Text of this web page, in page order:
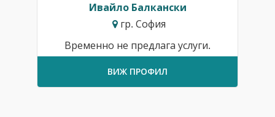
Ивайло Балкански
гр. София
Временно не предлага услуги.
ВИЖ ПРОФИЛ